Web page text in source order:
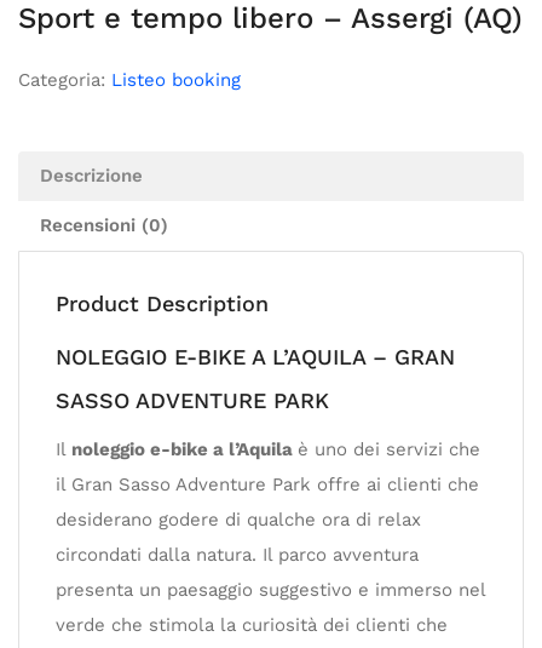
Sport e tempo libero – Assergi (AQ)
Categoria: Listeo booking
Descrizione
Recensioni (0)
Product Description
NOLEGGIO E-BIKE A L’AQUILA – GRAN
SASSO ADVENTURE PARK
Il noleggio e-bike a l’Aquila è uno dei servizi che
il Gran Sasso Adventure Park offre ai clienti che
desiderano godere di qualche ora di relax
circondati dalla natura. Il parco avventura
presenta un paesaggio suggestivo e immerso nel
verde che stimola la curiosità dei clienti che